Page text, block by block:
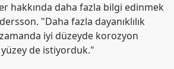
hakkında daha fazla bilgi edinmek
"Daha fazla dayanıklılık
iyi düzeyde korozyon
de istiyorduk."